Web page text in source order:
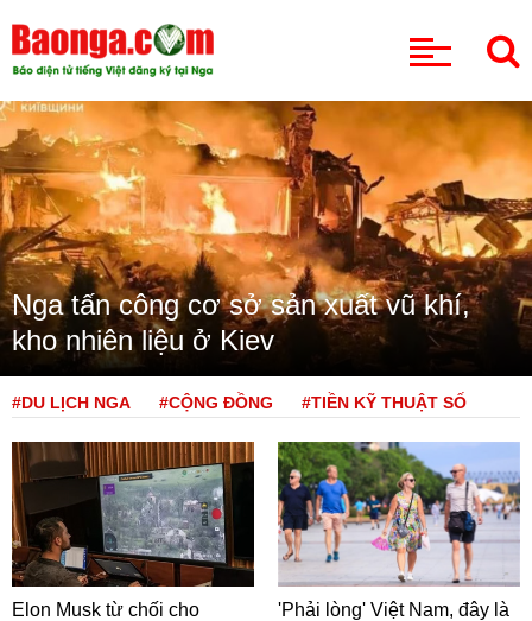
Nga tấn công cơ sở sản xuất vũ khí,
kho nhiên liệu ở Kiev
#DU LỊCH NGA #CỘNG ĐỒNG #TIỀN KỸ THUẬT SỐ
Elon Musk từ chối cho
'Phải lòng' Việt Nam, đây là